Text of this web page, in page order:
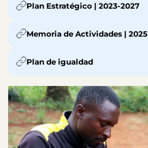
Plan Estratégico | 2023-2027
Memoria de Actividades | 2025
Plan de igualdad